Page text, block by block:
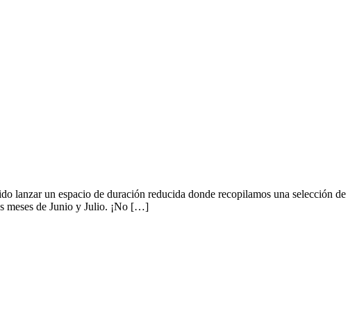
lanzar un espacio de duración reducida donde recopilamos una selección de
meses de Junio y Julio. ¡No […]